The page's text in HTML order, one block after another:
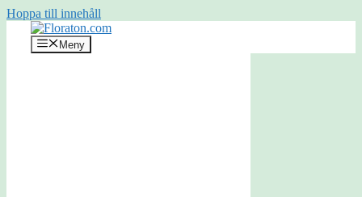
Hoppa till innehåll
Meny